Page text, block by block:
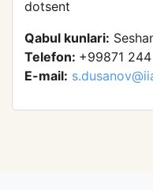
dotsent
Qabul kunlari:
Telefon: +99871
E-mail: